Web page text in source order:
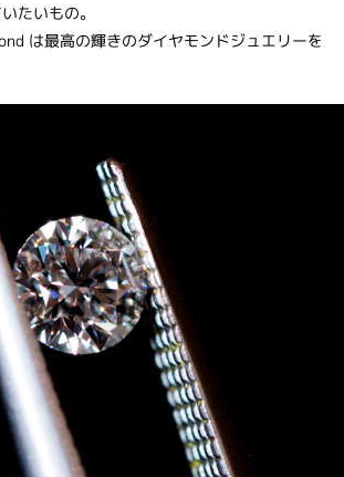
たいもの。
は最高の輝きのダイヤモンドジュエリーを